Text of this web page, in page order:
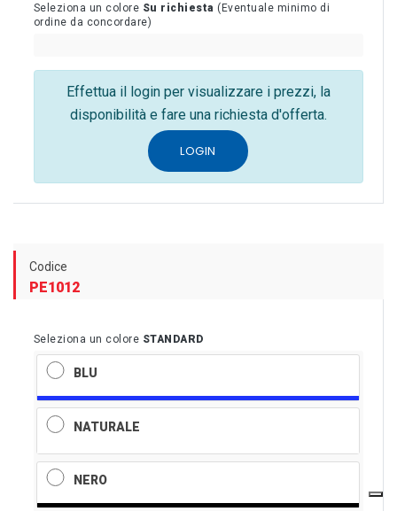
Seleziona un colore Su richiesta (Eventuale minimo di
ordine da concordare)
Effettua il login per visualizzare i prezzi, la
disponibilità e fare una richiesta d'offerta.
LOGIN
Codice
PE1012
Seleziona un colore STANDARD
BLU
NATURALE
NERO